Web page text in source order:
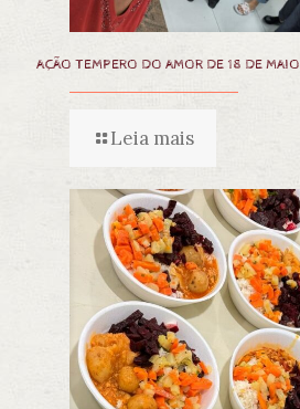
AÇÃO TEMPERO DO AMOR DE 18 DE MAIO
Leia mais